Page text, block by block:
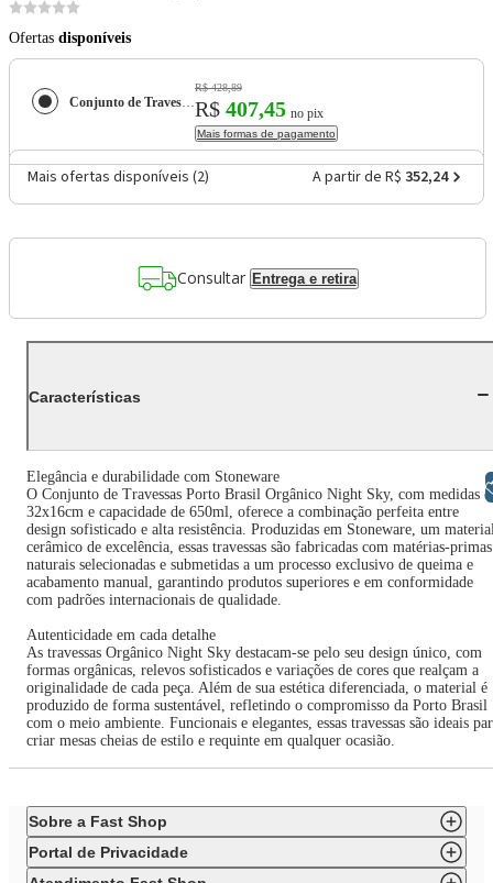
Ofertas disponíveis
Conjunto de Travessas Ovais Grandes Porto Brasil Orgânico Night Sky 32x16cm - 4 Peças
R$ 428,89
R$ 407,45 no pix
Mais formas de pagamento
Mais ofertas disponíveis (2) A partir de R$ 352,24
Consultar Entrega e retira
Características
Elegância e durabilidade com Stoneware
O Conjunto de Travessas Porto Brasil Orgânico Night Sky, com medidas
32x16cm e capacidade de 650ml, oferece a combinação perfeita entre
design sofisticado e alta resistência. Produzidas em Stoneware, um
cerâmico de excelência, essas travessas são fabricadas com matérias-primas
naturais selecionadas e submetidas a um processo exclusivo de queima e
acabamento manual, garantindo produtos superiores e em conformidade
com padrões internacionais de qualidade.
Autenticidade em cada detalhe
As travessas Orgânico Night Sky destacam-se pelo seu design único, com
formas orgânicas, relevos sofisticados e variações de cores que realçam a
originalidade de cada peça. Além de sua estética diferenciada, o material é
produzido de forma sustentável, refletindo o compromisso da Porto Brasil
com o meio ambiente. Funcionais e elegantes, essas travessas são ideais
criar mesas cheias de estilo e requinte em qualquer ocasião.
Sobre a Fast Shop
Portal de Privacidade
Libras